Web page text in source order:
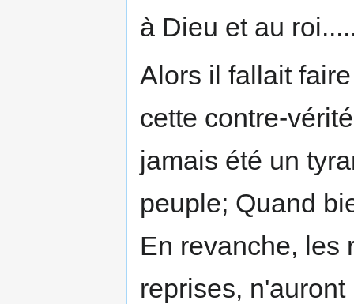
à Dieu et au
Alors il fallait
cette contre-
jamais été un
peuple; Quand
En revanche, les
reprises,